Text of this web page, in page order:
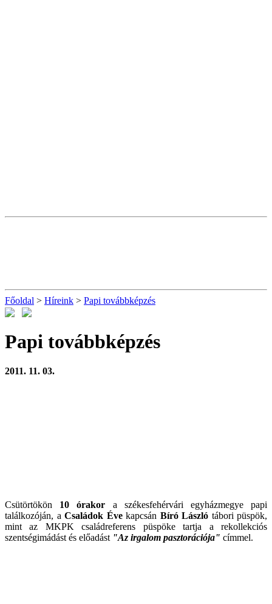
Főoldal > Híreink > Papi továbbképzés
Papi továbbképzés
2011. 11. 03.
Csütörtökön 10 órakor a székesfehérvári egyházmegye papi
találkozóján, a Családok Évekapcsán Bíró László tábori püspök,
mint az MKPK családreferens püspöke tartja a rekollekciós
szentségimádást és előadást "Az irgalom pasztorációja" címmel.